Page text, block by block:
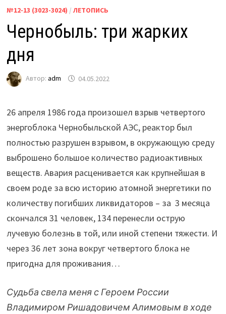
№12-13 (3023-3024) / ЛЕТОПИСЬ
Чернобыль: три жарких
дня
Автор: adm 04.05.2022
26 апреля 1986 года произошел взрыв четвертого
энергоблока Чернобыльской АЭС, реактор был
полностью разрушен взрывом, в окружающую среду
выброшено большое количество радиоактивных
веществ. Авария расценивается как крупнейшая в
своем роде за всю историю атомной энергетики по
количеству погибших ликвидаторов – за 3 месяца
скончался 31 человек, 134 перенесли острую
лучевую болезнь в той, или иной степени тяжести. И
через 36 лет зона вокруг четвертого блока не
пригодна для проживания…
Судьба свела меня с Героем России
Владимиром Ришадовичем Алимовым в ходе